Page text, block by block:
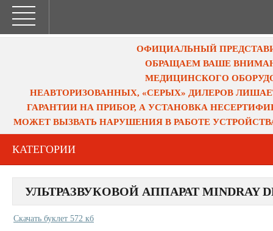
ОФИЦИАЛЬНЫЙ
ОБРАЩАЕМ ВАШЕ
МЕДИЦИНСКОГО
НЕАВТОРИЗОВАННЫХ, «СЕРЫХ» ДИЛЕРОВ
ГАРАНТИИ НА ПРИБОР, А УСТАНОВКА
МОЖЕТ ВЫЗВАТЬ НАРУШЕНИЯ В РАБОТЕ
КАТЕГОРИИ
УЛЬТРАЗВУКОВОЙ АППАРАТ MINDRAY
Скачать буклет 572 кб